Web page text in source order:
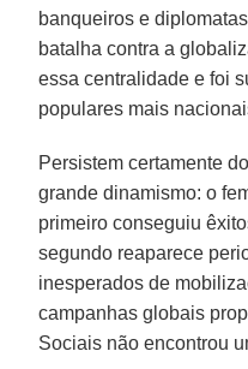
banqueiros e
batalha contra a
essa centralidade e foi
populares mais
Persistem certamente
grande dinamismo: o
primeiro conseguiu
segundo reaparece
inesperados de
campanhas globais
Sociais não encontrou